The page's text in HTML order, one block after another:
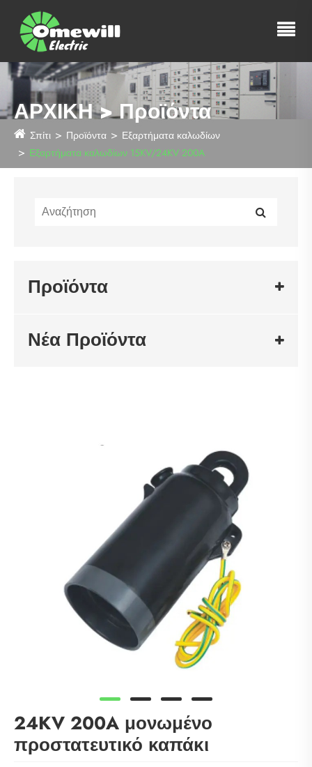
ΑΡΧΙΚΗ > Προϊόντα
Σπίτι Προϊόντα
Εξαρτήματα καλωδίων
Εξαρτήματα καλωδίων 15KV/24KV 200A
Προϊόντα
Νέα Προϊόντα
24KV 200A μονωμένο
προστατευτικό καπάκι